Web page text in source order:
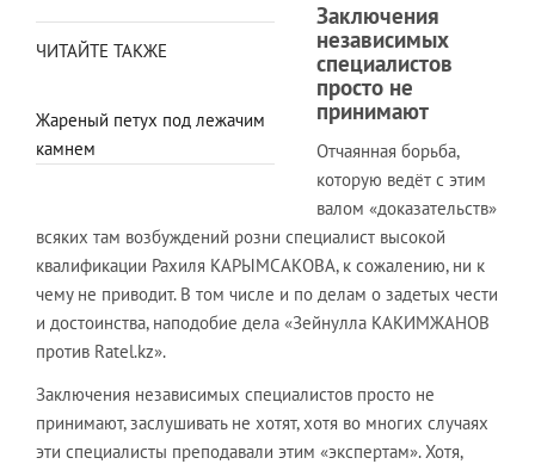
ЧИТАЙТЕ ТАКЖЕ
Жареный петух под лежачим
камнем
Заключения
независимых
специалистов
просто не
принимают
Отчаянная борьба,
которую ведёт с этим
валом «доказательств»
всяких там возбуждений розни специалист высокой
квалификации Рахиля КАРЫМСАКОВА, к сожалению, ни к
чему не приводит. В том числе и по делам о задетых чести
и достоинства, наподобие дела «Зейнулла КАКИМЖАНОВ
против Ratel.kz».
Заключения независимых специалистов просто не
принимают, заслушивать не хотят, хотя во многих случаях
эти специалисты преподавали этим «экспертам». Хотя,